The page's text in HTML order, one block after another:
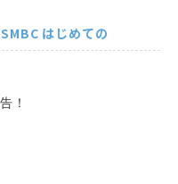
SMBC はじめての